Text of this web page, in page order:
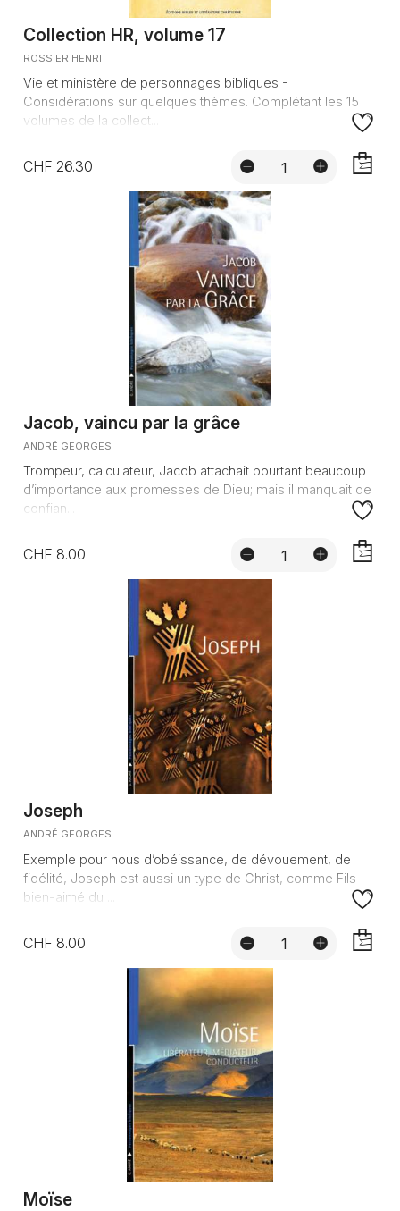
Collection HR, volume 17
ROSSIER HENRI
Vie et ministère de personnages bibliques -
Considérations sur quelques thèmes. Complétant les 15
volumes de la collect...
CHF 26.30
Jacob, vaincu par la grâce
ANDRÉ GEORGES
Trompeur, calculateur, Jacob attachait pourtant beaucoup
d’importance aux promesses de Dieu; mais il manquait de
confian...
CHF 8.00
Joseph
ANDRÉ GEORGES
Exemple pour nous d’obéissance, de dévouement, de
fidélité, Joseph est aussi un type de Christ, comme Fils
bien-aimé du ...
CHF 8.00
Moïse